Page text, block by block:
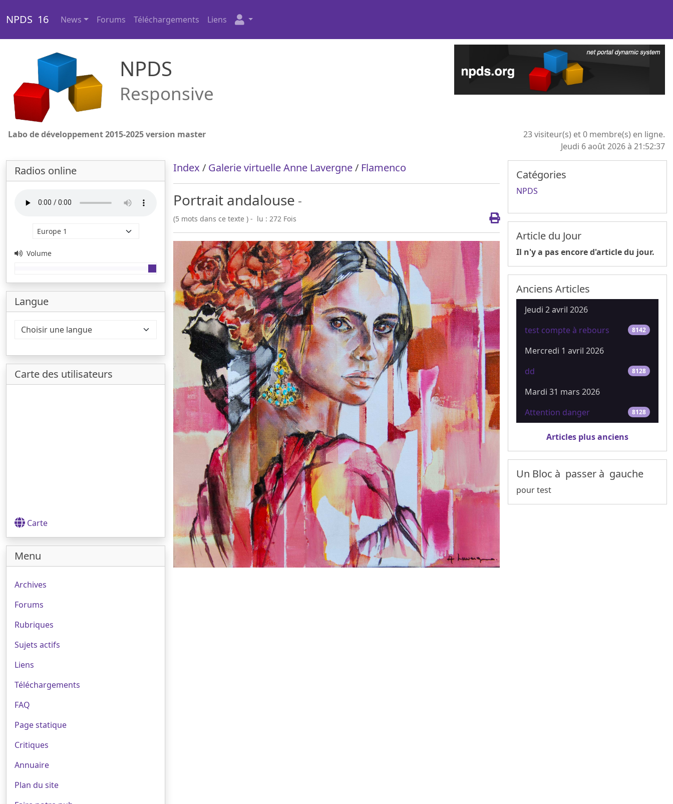
NPDS 16 News Forums Téléchargements Liens
NPDS
Responsive
Labo de développement 2015-2025 version master
23 visiteur(s) et 0 membre(s) en ligne.
Jeudi 6 août 2026 à 21:52:37
Radios online
Volume
Langue
Carte des utilisateurs
Carte
Menu
Archives
Forums
Rubriques
Sujets actifs
Liens
Téléchargements
FAQ
Page statique
Critiques
Annuaire
Plan du site
Index / Galerie virtuelle Anne Lavergne/ Flamenco
Portrait andalouse -
(5 mots dans ce texte ) - lu : 272 Fois
Catégories
NPDS
Article du Jour
Il n'y a pas encore d'article du jour.
Anciens Articles
Jeudi 2 avril 2026
test compte à rebours
8142
Mercredi 1 avril 2026
dd
8128
Mardi 31 mars 2026
Attention danger
8128
Articles plus anciens
Un Bloc à passer à gauche
pour test